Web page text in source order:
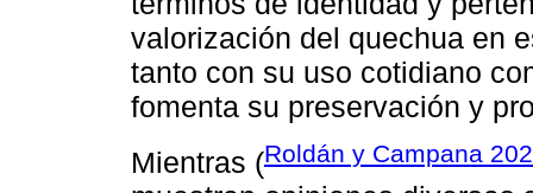
valorización del quechua en
tanto con su uso cotidiano
fomenta su preservación y
Mientras (Roldán y Campana